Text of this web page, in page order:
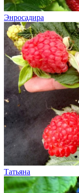
Энросадира
Татьяна